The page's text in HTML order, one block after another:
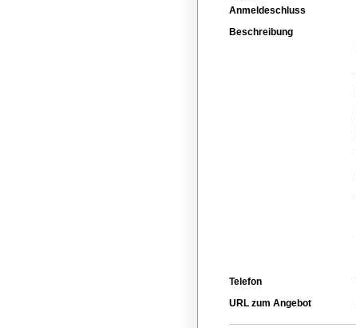
Anmeldeschluss
Beschreibung
Telefon
URL zum Angebot